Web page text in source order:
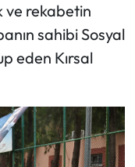
ve rekabetin
sahibi Sosyal
eden Kırsal